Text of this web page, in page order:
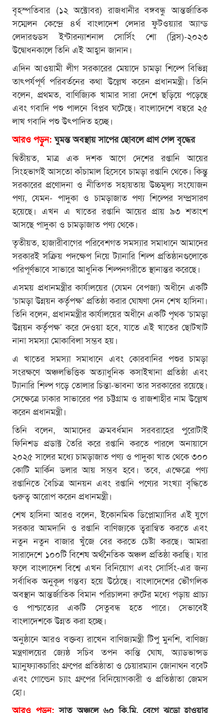
বৃহস্পতিবার (১২ অক্টোবর) রাজধানীর বঙ্গবন্ধু আন্তর্জাতিক
সম্মেলন কেন্দ্রে ৪র্থ বাংলাদেশ লেদার ফুটওয়্যার অ্যান্ড
লেদারগুডস ইন্টারন্যাশনাল সোর্সিং শো (ব্লিস)-২০২৩
উদ্বোধনকালে তিনি এই আহ্বান জানান।
এদিন আওয়ামী লীগ সরকারের মেয়াদে চামড়া শিল্পে বিভিন্ন
তাৎপর্যপূর্ণ পরিবর্তনের কথা উল্লেখ করেন প্রধানমন্ত্রী। তিনি
বলেন, প্রথমত, বাণিজ্যিক খামার সারা দেশে ছড়িয়ে পড়েছে
এবং গবাদি পশু পালনে বিপ্লব ঘটেছে। বাংলাদেশে বছরে ২৫
লাখ গবাদি পশু উৎপাদিত হচ্ছে।
আরও পড়ুন:ঘুমন্ত অবস্থায় সাপের ছোবলে প্রাণ গেল বৃদ্ধের
দ্বিতীয়ত, মাত্র এক দশক আগে দেশের রপ্তানি আয়ের
সিংহভাগই আসতো কাঁচামাল হিসেবে চামড়া রপ্তানি থেকে। কিন্তু
সরকারের প্রণোদনা ও নীতিগত সহায়তায় উচ্চমূল্য সংযোজন
পণ্য, যেমন- পাদুকা ও চামড়াজাত পণ্য শিল্পের সম্প্রসারণ
হয়েছে। এখন এ খাতের রপ্তানি আয়ের প্রায় ৯৩ শতাংশ
আসছে পাদুকা ও চামড়াজাত পণ্য থেকে।
তৃতীয়ত, হাজারীবাগের পরিবেশগত সমস্যার সমাধানে আমাদের
সরকারই সক্রিয় পদক্ষেপ নিয়ে ট্যানারি শিল্প প্রতিষ্ঠানগুলোকে
পরিপূর্ণভাবে সাভারে আধুনিক শিল্পনগরীতে স্থানান্তর করেছে।
এসময় প্রধানমন্ত্রীর কার্যালয়ের (যেমন বেপজা) অধীনে একটি
‘চামড়া উন্নয়ন কর্তৃপক্ষ’ প্রতিষ্ঠা করার ঘোষণা দেন শেখ হাসিনা।
তিনি বলেন, প্রধানমন্ত্রীর কার্যালয়ের অধীনে একটি পৃথক ‘চামড়া
উন্নয়ন কর্তৃপক্ষ’ করে দেওয়া হবে, যাতে এই খাতের ছোটখাট
নানা সমস্যা মোকাবিলা সম্ভব হয়।
এ খাতের সমস্যা সমাধানে এবং কোরবানির পশুর চামড়া
সংরক্ষণে অঞ্চলভিত্তিক অত্যাধুনিক কসাইখানা প্রতিষ্ঠা এবং
ট্যানারি শিল্প গড়ে তোলার চিন্তা-ভাবনা তার সরকারের রয়েছে।
সেক্ষেত্রে ঢাকার সাভারের পর চট্টগ্রাম ও রাজশাহীর নাম উল্লেখ
করেন প্রধানমন্ত্রী।
তিনি বলেন, আমাদের ক্রমবর্ধমান সরবরাহের পুরোটাই
ফিনিশড প্রডাক্ট তৈরি করে রপ্তানি করতে পারলে অনায়াসে
২০২৫ সালের মধ্যে চামড়াজাত পণ্য ও পাদুকা খাত থেকে ৩০০
কোটি মার্কিন ডলার আয় সম্ভব হবে। তবে, এক্ষেত্রে পণ্য
রপ্তানিতে বৈচিত্র আনয়ন এবং রপ্তানি পণ্যের সংখ্যা বৃদ্ধিতে
গুরুত্ব আরোপ করেন প্রধানমন্ত্রী।
শেখ হাসিনা আরও বলেন, ইকোনমিক ডিপ্লোম্যাসির এই যুগে
সরকার আমদানি ও রপ্তানি বাণিজ্যকে ত্বরান্বিত করতে এবং
নতুন নতুন বাজার খুঁজে বের করতে চেষ্টা করছে। আমরা
সারাদেশে ১০০টি বিশেষ অর্থনৈতিক অঞ্চল প্রতিষ্ঠা করছি। যার
ফলে বাংলাদেশ বিশ্বে এখন বিনিয়োগ এবং সোর্সিং-এর জন্য
সর্বাধিক অনুকূল গন্তব্য হয়ে উঠেছে। বাংলাদেশের ভৌগলিক
অবস্থান আন্তর্জাতিক বিমান পরিচালনা রুটের মধ্যে পড়ায় প্রাচ্য
ও পাশ্চাত্যের একটি সেতুবন্ধ হতে পারে। সেভাবেই
বাংলাদেশকে উন্নত করা হচ্ছে।
অনুষ্ঠানে আরও বক্তব্য রাখেন বাণিজ্যমন্ত্রী টিপু মুনশি, বাণিজ্য
মন্ত্রণালয়ের জ্যেষ্ঠ সচিব তপন কান্তি ঘোষ, অ্যাডভান্সড
ম্যানুফ্যাকচারিং গ্রুপের প্রতিষ্ঠাতা ও চেয়ারম্যান জোনাথন ববেট
এবং গোল্ডেন চ্যাং গ্রুপের বিনিয়োগকারী ও প্রতিষ্ঠাতা জেমস
হো।
আরও পড়ুন: সাত অঞ্চলে ৬০ কি.মি. বেগে ঝড়ো হাওয়ার